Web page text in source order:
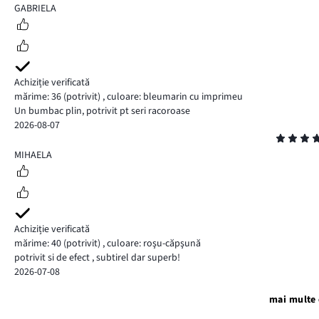
5
GABRIELA
Achiziție verificată
mărime: 36 (potrivit) ,culoare: bleumarin cu imprimeu
Un bumbac plin, potrivit pt seri racoroase
2026-08-07
5
MIHAELA
Achiziție verificată
mărime: 40 (potrivit) ,culoare: roşu-căpşună
potrivit si de efect , subtirel dar superb!
2026-07-08
mai